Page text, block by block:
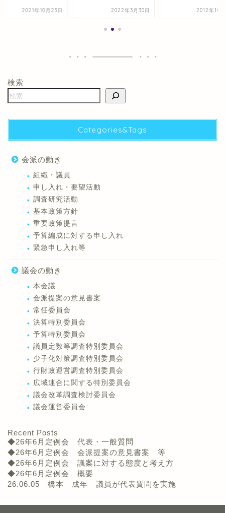
2021年10月23日 2022年3月30日 2012年10
検索
Categories&Tags
会派の動き
組織・議員
申し入れ・要望活動
調査研究活動
基本政策方針
重要政策提言
予算編成に対する申し入れ
緊急申し入れ等
議会の動き
本会議
会派提案の意見書案
常任委員会
決算特別委員会
予算特別委員会
議員定数等調査特別委員会
少子化対策調査特別委員会
行財政運営調査特別委員会
広域連合に関する特別委員会
議会改革調査検討委員会
議会運営委員会
Recent Posts
◆26年6月定例会 代表・一般質問
◆26年6月定例会 会派提案の意見書案 等
◆26年6月定例会 議案に対する態度と考え方
◆26年6月定例会 概要
26.06.05 橋本 成年 議員が代表質問を実施